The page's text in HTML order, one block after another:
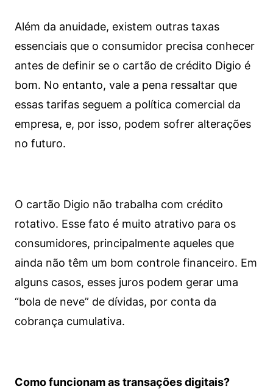
Além da anuidade, existem outras taxas
essenciais que o consumidor precisa conhecer
antes de definir se o cartão de crédito Digio é
bom. No entanto, vale a pena ressaltar que
essas tarifas seguem a política comercial da
empresa, e, por isso, podem sofrer alterações
no futuro.
O cartão Digio não trabalha com crédito
rotativo. Esse fato é muito atrativo para os
consumidores, principalmente aqueles que
ainda não têm um bom controle financeiro. Em
alguns casos, esses juros podem gerar uma
“bola de neve” de dívidas, por conta da
cobrança cumulativa.
Como funcionam as transações digitais?